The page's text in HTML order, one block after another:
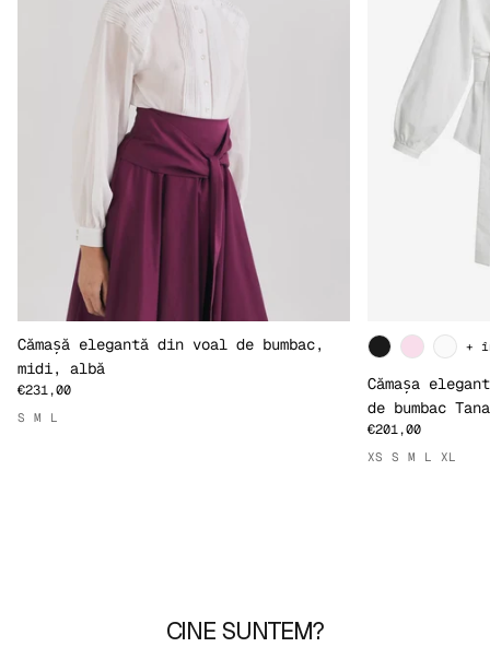
Cămașă elegantă din voal de bumbac,
midi, albă
€231,00
S M L
Cămașa
de bumbac
€201,00
XS S M L XL
+
CINE SUNTEM?